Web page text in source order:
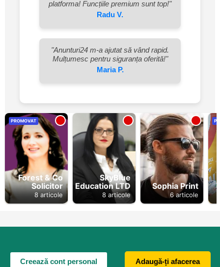
platforma! Funcțiile premium sunt top!"
Radu V.
"Anunturi24 m-a ajutat să vând rapid.
Mulțumesc pentru siguranța oferită!"
Maria P.
PROMOVAT
Forest & Co
Solicitor
8 articole
SkyBlue
Education LTD
8 articole
Sophia Print
6 articole
Creează cont personal Adaugă-ți afacerea